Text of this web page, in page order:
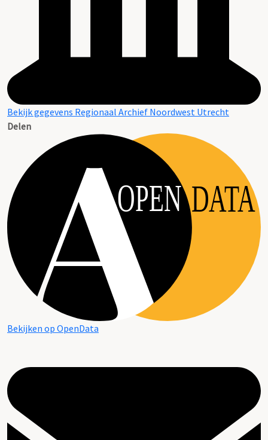
Bekijk gegevens Regionaal Archief Noordwest Utrecht
Delen
OPEN DATA
Bekijken op OpenData